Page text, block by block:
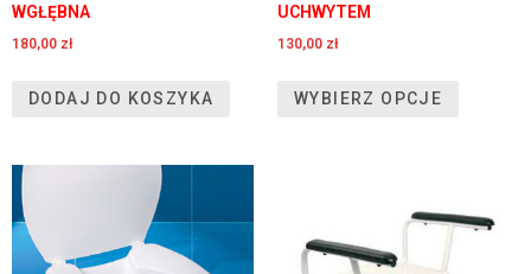
WGŁĘBNA
180,00 zł
DODAJ DO KOSZYKA
UCHWYTEM
130,00 zł
WYBIERZ OPCJE